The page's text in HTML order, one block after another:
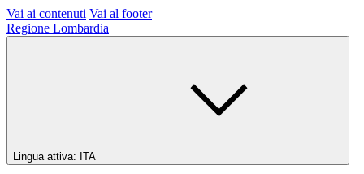
Vai ai contenuti Vai al footer
Regione Lombardia
Lingua attiva: ITA